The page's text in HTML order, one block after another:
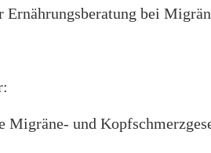
Ernährungsberatung bei
Migräne- und